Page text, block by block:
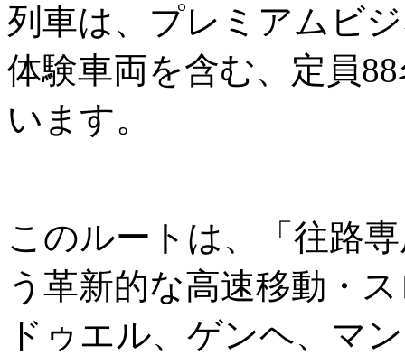
列車は、プレミアムビ
体験車両を含む、定員
います。
このルートは、「往路
う革新的な高速移動・
ドゥエル、ゲンヘ、マ